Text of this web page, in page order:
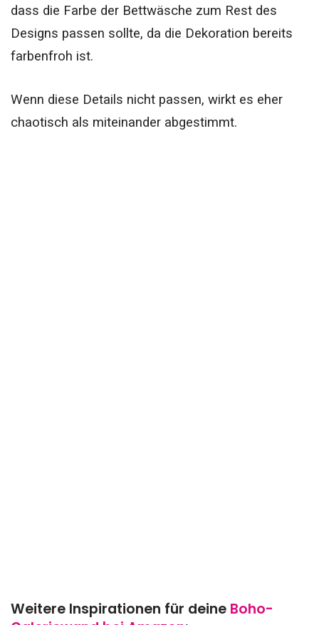
dass die Farbe der Bettwäsche zum Rest des
Designs passen sollte, da die Dekoration bereits
farbenfroh ist.
Wenn diese Details nicht passen, wirkt es eher
chaotisch als miteinander abgestimmt.
Weitere Inspirationen für deine Boho-